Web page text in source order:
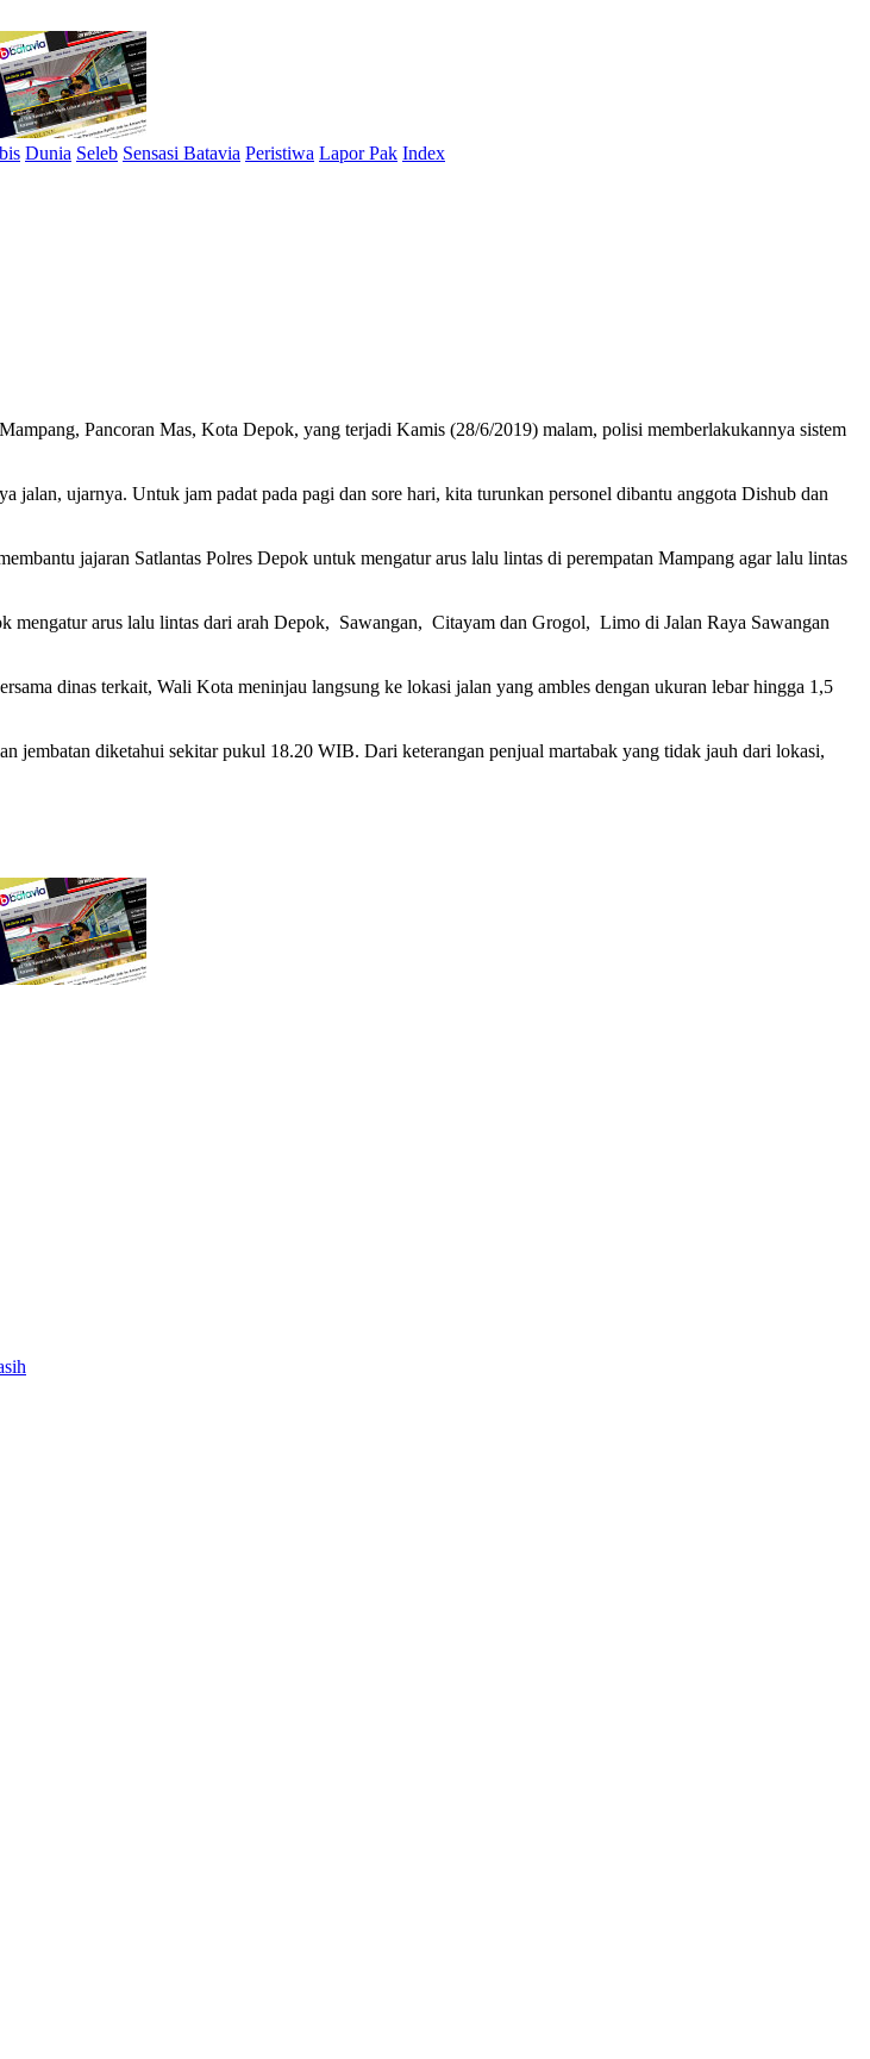
Dunia Seleb Sensasi Batavia Peristiwa Lapor Pak Index
Pancoran Mas, Kota Depok, yang terjadi Kamis (28/6/2019) malam, polisi memberlakukannya sistem
jalan, ujarnya. Untuk jam padat pada pagi dan sore hari, kita turunkan personel dibantu anggota Dishub dan
jajaran Satlantas Polres Depok untuk mengatur arus lalu lintas di perempatan Mampang agar lalu lintas
mengatur arus lalu lintas dari arah Depok, Sawangan, Citayam dan Grogol, Limo di Jalan Raya Sawangan
dinas terkait, Wali Kota meninjau langsung ke lokasi jalan yang ambles dengan ukuran lebar hingga 1,5
jembatan diketahui sekitar pukul 18.20 WIB. Dari keterangan penjual martabak yang tidak jauh dari lokasi,